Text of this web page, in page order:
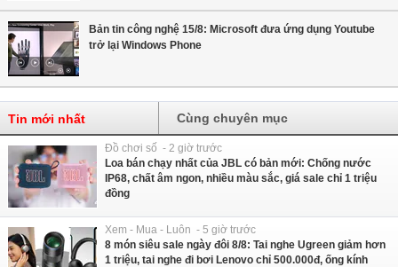
Bản tin công nghệ 15/8: Microsoft đưa ứng dụng Youtube
trở lại Windows Phone
Tin mới nhất Cùng chuyên mục
Đồ chơi số - 2 giờ trước
Loa bán chạy nhất của JBL có bản mới: Chống nước
IP68, chất âm ngon, nhiều màu sắc, giá sale chỉ 1 triệu
đồng
Xem - Mua - Luôn - 5 giờ trước
8 món siêu sale ngày đôi 8/8: Tai nghe Ugreen giảm hơn
1 triệu, tai nghe đi bơi Lenovo chỉ 500.000đ, ống kính